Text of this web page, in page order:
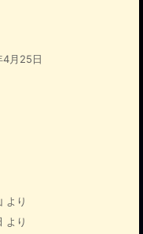
4月25日
より
より